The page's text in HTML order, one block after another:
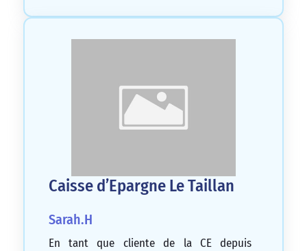
Caisse d’Epargne Le Taillan
Sarah.H
En tant que cliente de la CE depuis